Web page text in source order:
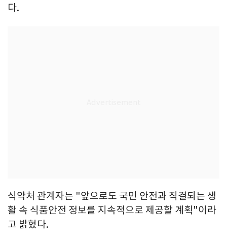
다.
식약처 관계자는 "앞으로도 국민 안전과 직결되는 생
활 속 식품안전 정보를 지속적으로 제공할 계획"이라
고 밝혔다.